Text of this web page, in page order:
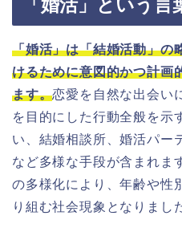
「婚活」という言
「婚活」は「結婚活動」の
けるために意図的かつ計画
ます。恋愛を自然な出会い
を目的にした行動全般を示
い、結婚相談所、婚活パー
など多様な手段が含まれま
の多様化により、年齢や性
り組む社会現象となりまし